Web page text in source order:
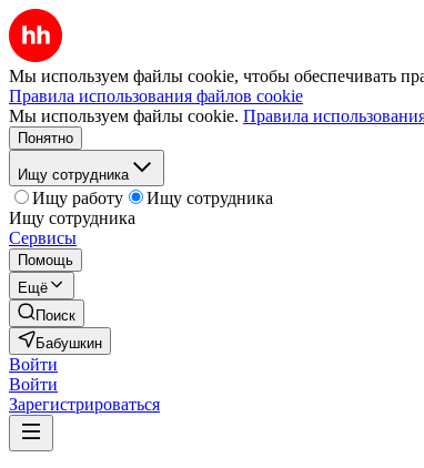
Мы используем файлы cookie, чтобы обеспечивать
Правила использования файлов cookie
Мы используем файлы cookie. Правила
Понятно
Ищу сотрудника
Ищу работу
Ищу сотрудника
Ищу сотрудника
Сервисы
Помощь
Ещё
Поиск
Бабушкин
Войти
Войти
Зарегистрироваться